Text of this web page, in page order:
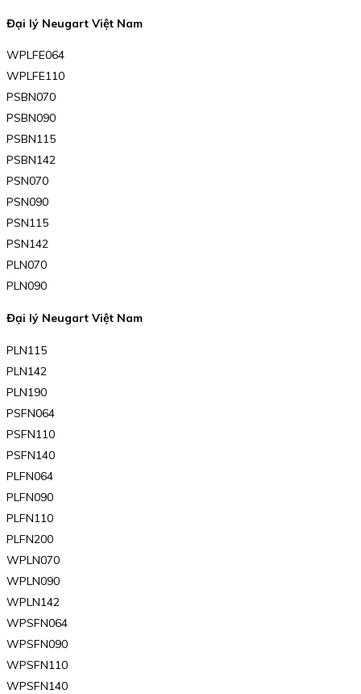
Đại lý Neugart Việt Nam
WPLFE064
WPLFE110
PSBN070
PSBN090
PSBN115
PSBN142
PSN070
PSN090
PSN115
PSN142
PLN070
PLN090
Đại lý Neugart Việt Nam
PLN115
PLN142
PLN190
PSFN064
PSFN110
PSFN140
PLFN064
PLFN090
PLFN110
PLFN200
WPLN070
WPLN090
WPLN142
WPSFN064
WPSFN090
WPSFN110
WPSFN140